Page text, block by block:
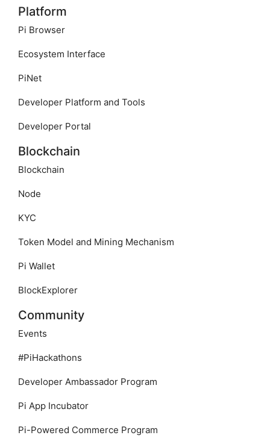
Platform
Pi Browser
Ecosystem Interface
PiNet
Developer Platform and Tools
Developer Portal
Blockchain
Blockchain
Node
KYC
Token Model and Mining Mechanism
Pi Wallet
BlockExplorer
Community
Events
#PiHackathons
Developer Ambassador Program
Pi App Incubator
Pi-Powered Commerce Program